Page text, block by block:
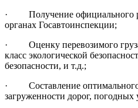
· Получение официального
органах Госавтоинспекции;
· Оценку перевозимого
класс экологической
безопасности, и т.д.;
· Составление оптимального
загруженности дорог,